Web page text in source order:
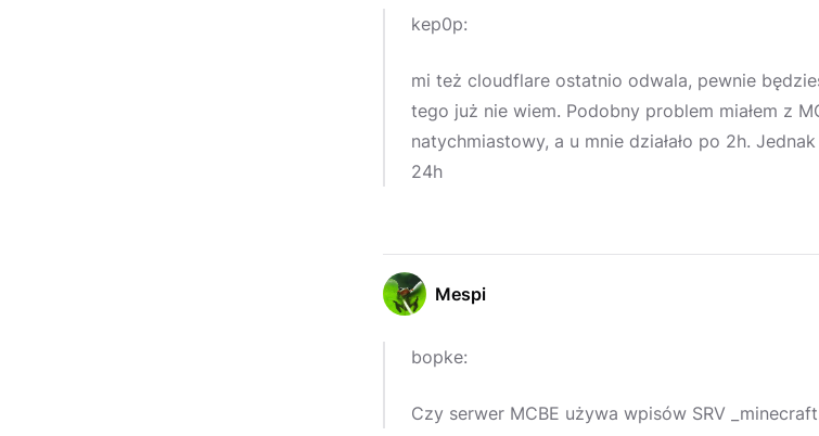
kep0p:
mi też cloudflare ostatnio odwala, pewnie
tego już nie wiem. Podobny problem miałem z
natychmiastowy, a u mnie działało po 2h.
24h
Mespi
bopke:
Czy serwer MCBE używa wpisów SRV